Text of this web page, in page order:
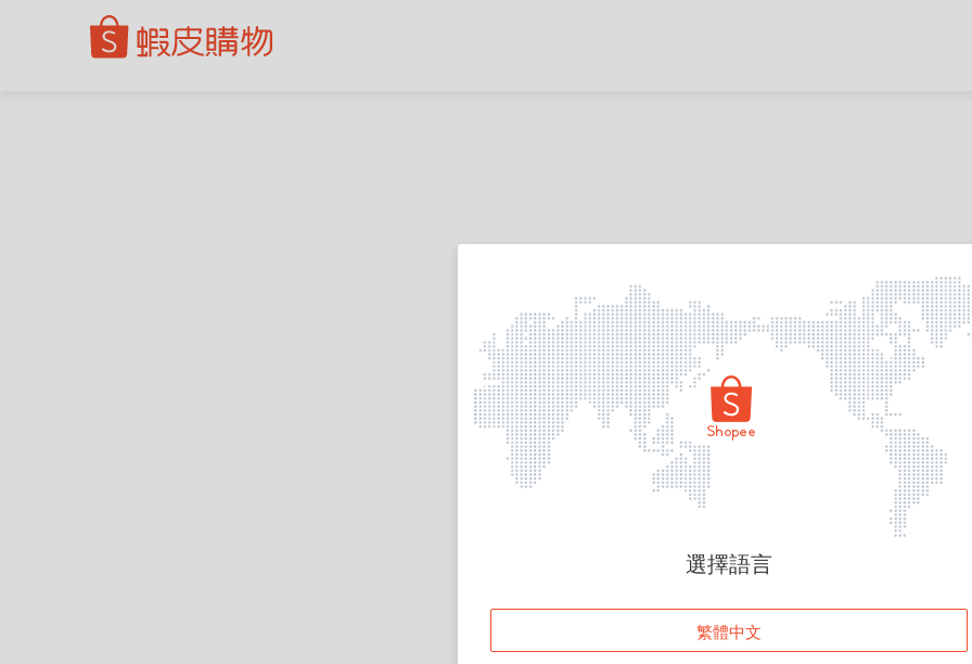
頁面無法顯示
登入
選擇語言
繁體中文